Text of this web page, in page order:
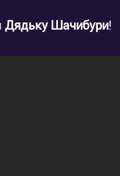
Дядьку Шачибури!